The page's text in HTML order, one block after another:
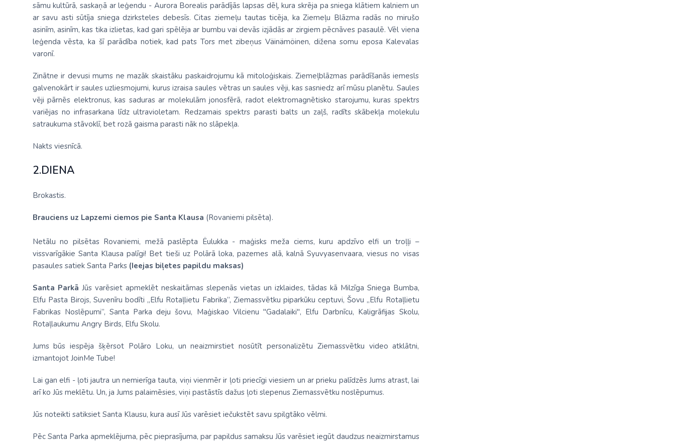
sāmu kultūrā, saskaņā ar leģendu - Aurora Borealis parādījās lapsas dēļ, kura skrēja pa sniega klātiem kalniem un
ar savu asti sūtīja sniega dzirksteles debesīs. Citas ziemeļu tautas ticēja, ka Ziemeļu Blāzma radās no mirušo
asinīm, asinīm, kas tika izlietas, kad gari spēlēja ar bumbu vai devās izjādās ar zirgiem pēcnāves pasaulē. Vēl viena
leģenda vēsta, ka šī parādība notiek, kad pats Tors met zibeņus Väinämöinen, dižena somu eposa Kalevalas
varonī.
Zinātne ir devusi mums ne mazāk skaistāku paskaidrojumu kā mitoloģiskais. Ziemeļblāzmas parādīšanās iemesls
galvenokārt ir saules uzliesmojumi, kurus izraisa saules vētras un saules vēji, kas sasniedz arī mūsu planētu. Saules
vēji pārnēs elektronus, kas saduras ar molekulām jonosfērā, radot elektromagnētisko starojumu, kuras spektrs
variējas no infrasarkana līdz ultravioletam. Redzamais spektrs parasti balts un zaļš, radīts skābekļa molekulu
satraukuma stāvoklī, bet rozā gaisma parasti nāk no slāpekļa.
Nakts viesnīcā.
2.DIENA
Brokastis.
Brauciens uz Lapzemi ciemos pie Santa Klausa (Rovaniemi pilsēta).
Netālu no pilsētas Rovaniemi, mežā paslēpta Ёulukka - maģisks meža ciems, kuru apdzīvo elfi un troļļi –
vissvarīgākie Santa Klausa palīgi! Bet tieši uz Polārā loka, pazemes alā, kalnā Syuvyasenvaara, viesus no visas
pasaules satiek Santa Parks (Ieejas biļetes papildu maksas)
Santa Parkā Jūs varēsiet apmeklēt neskaitāmas slepenās vietas un izklaides, tādas kā Milzīga Sniega Bumba,
Elfu Pasta Birojs, Suvenīru bodīti „Elfu Rotaļlietu Fabrika”, Ziemassvētku piparkūku ceptuvi, Šovu „Elfu Rotaļlietu
Fabrikas Noslēpumi”, Santa Parka deju šovu, Maģiskao Vilcienu "Gadalaiki", Elfu Darbnīcu, Kaligrāfijas Skolu,
Rotaļlaukumu Angry Birds, Elfu Skolu.
Jums būs iespēja šķērsot Polāro Loku, un neaizmirstiet nosūtīt personalizētu Ziemassvētku video atklātni,
izmantojot JoinMe Tube!
Lai gan elfi - ļoti jautra un nemierīga tauta, viņi vienmēr ir ļoti priecīgi viesiem un ar prieku palīdzēs Jums atrast, lai
arī ko Jūs meklētu. Un, ja Jums palaimēsies, viņi pastāstīs dažus ļoti slepenus Ziemassvētku noslēpumus.
Jūs noteikti satiksiet Santa Klausu, kura ausī Jūs varēsiet iečukstēt savu spilgtāko vēlmi.
Pēc Santa Parka apmeklējuma, pēc pieprasījuma, par papildus samaksu Jūs varēsiet iegūt daudzus neaizmirstamus